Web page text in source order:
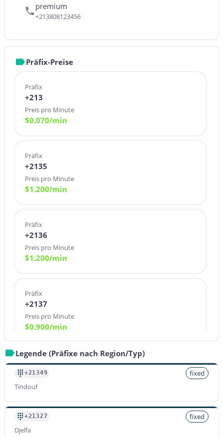
premium
+213808123456
Präfix-Preise
Präfix
+213
Preis pro Minute
$0.070/min
Präfix
+2135
Preis pro Minute
$1.200/min
Präfix
+2136
Preis pro Minute
$1.200/min
Präfix
+2137
Preis pro Minute
$0.900/min
Präfix
+21380
Preis pro Minute
Präfix
Legende (Präfixe nach Region/Typ)
+21349
fixed
Tindouf
+21327
fixed
Djelfa